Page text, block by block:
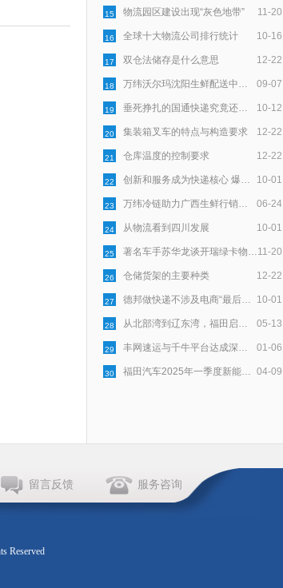
11-20
15 物流园区建设出现“灰色地带”
10-16
16 全球十大物流公司排行统计
12-22
17 双仓法储存是什么意思
09-07
18 万纬沃尔玛沈阳生鲜配送中心正式开仓
10-12
19 垂死挣扎的国通快递究竟还能撑多久？
12-22
20 集装箱叉车的特点与构造要求
12-22
21 仓库温度的控制要求
10-01
22 创新和服务成为快递核心 爆发式增长带来时代契机
06-24
23 万纬冷链助力广西生鲜行销全国
10-01
24 从物流看到四川发展
11-20
25 著名车手苏华龙谈开瑞绿卡物流与安全
12-22
26 仓储货架的主要种类
10-01
27 德邦做快递不涉及电商“最后一公里”配送
05-13
28 从北部湾到辽东湾，福田启明星以用户口碑点亮绿色物流新程
01-06
29 丰网速运与千牛平台达成深度合作，为淘宝天猫商家提供稳定物流服务
04-09
30 福田汽车2025年一季度新能源销量同比大增174.2%，持续领跑新能源市场
留言反馈 服务咨询
Reserved